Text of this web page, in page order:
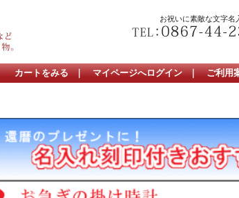
お祝いに素敵な文字名
カートをみる ｜ マイページへログイン ｜ ご利用